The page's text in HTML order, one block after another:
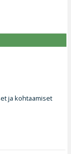
ja kohtaamiset